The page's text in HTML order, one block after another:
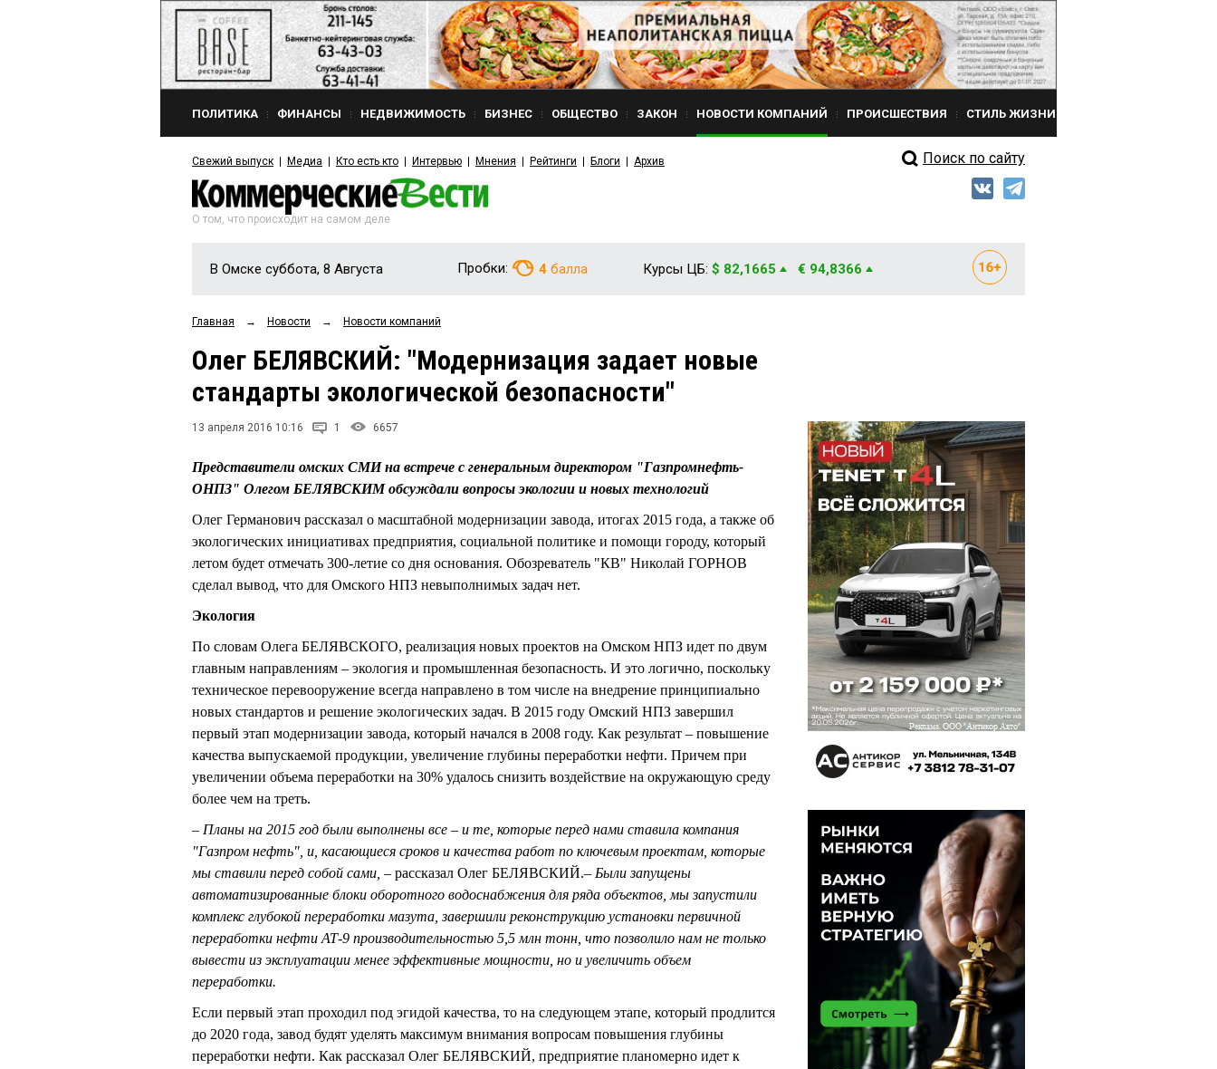
ПОЛИТИКА ФИНАНСЫ НЕДВИЖИМОСТЬ БИЗНЕС ОБЩЕСТВО ЗАКОН НОВОСТИ КОМПАНИЙ ПРОИСШЕСТВИЯ СТИЛЬ ЖИЗНИ
Свежий выпуск Медиа Кто есть кто Интервью Мнения Рейтинги Блоги Архив Поиск по сайту
О том, что происходит на самом деле
В Омске суббота, 8 Августа Пробки: 4 балла Курсы ЦБ: $ 82,1665 € 94,8366
Главная → Новости → Новости компаний
Олег БЕЛЯВСКИЙ: "Модернизация задает новые
стандарты экологической безопасности"
13 апреля 2016 10:16 1 6657
Представители омских СМИ на встрече с генеральным директором "Газпромнефть-
ОНПЗ" Олегом БЕЛЯВСКИМ обсуждали вопросы экологии и новых технологий
Олег Германович рассказал о масштабной модернизации завода, итогах 2015 года, а также об
экологических инициативах предприятия, социальной политике и помощи городу, который
летом будет отмечать 300-летие со дня основания. Обозреватель "КВ" Николай ГОРНОВ
сделал вывод, что для Омского НПЗ невыполнимых задач нет.
Экология
По словам Олега БЕЛЯВСКОГО, реализация новых проектов на Омском НПЗ идет по двум
главным направлениям – экология и промышленная безопасность. И это логично, поскольку
техническое перевооружение всегда направлено в том числе на внедрение принципиально
новых стандартов и решение экологических задач. В 2015 году Омский НПЗ завершил
первый этап модернизации завода, который начался в 2008 году. Как результат – повышение
качества выпускаемой продукции, увеличение глубины переработки нефти. Причем при
увеличении объема переработки на 30% удалось снизить воздействие на окружающую среду
более чем на треть.
– Планы на 2015 год были выполнены все – и те, которые перед нами ставила компания
"Газпром нефть", и, касающиеся сроков и качества работ по ключевым проектам, которые
мы ставили перед собой сами, – рассказал Олег БЕЛЯВСКИЙ.– Были запущены
автоматизированные блоки оборотного водоснабжения для ряда объектов, мы запустили
комплекс глубокой переработки мазута, завершили реконструкцию установки первичной
переработки нефти АТ-9 производительностью 5,5 млн тонн, что позволило нам не только
вывести из эксплуатации менее эффективные мощности, но и увеличить объем
переработки.
Если первый этап проходил под эгидой качества, то на следующем этапе, который продлится
до 2020 года, завод будят уделять максимум внимания вопросам повышения глубины
переработки нефти. Как рассказал Олег БЕЛЯВСКИЙ, предприятие планомерно идет к